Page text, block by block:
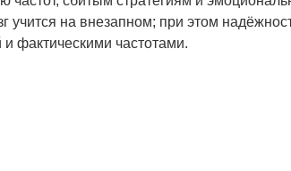
учится на внезапном; при этом
и фактическими частотами.